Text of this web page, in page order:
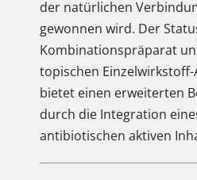
der natürlichen
gewonnen wird. Der
Kombinationspräparat
topischen
bietet einen erweiterten
durch die Integration
antibiotischen aktiven